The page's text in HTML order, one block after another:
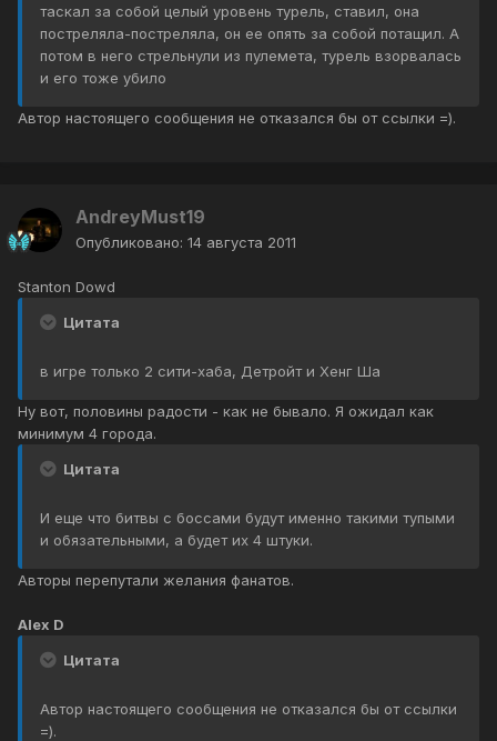
таскал за собой целый уровень турель, ставил, она
постреляла-постреляла, он ее опять за собой потащил. А
потом в него стрельнули из пулемета, турель взорвалась
и его тоже убило
Автор настоящего сообщения не отказался бы от ссылки =).
AndreyMust19
Опубликовано: 14 августа 2011
Stanton Dowd
Цитата
в игре только 2 сити-хаба, Детройт и Хенг Ша
Ну вот, половины радости - как не бывало. Я ожидал как
минимум 4 города.
Цитата
И еще что битвы с боссами будут именно такими тупыми
и обязательными, а будет их 4 штуки.
Авторы перепутали желания фанатов.
Alex D
Цитата
Автор настоящего сообщения не отказался бы от ссылки
=).